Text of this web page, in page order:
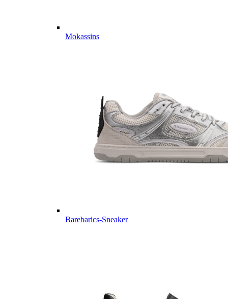
Mokassins
Barebarics-Sneaker